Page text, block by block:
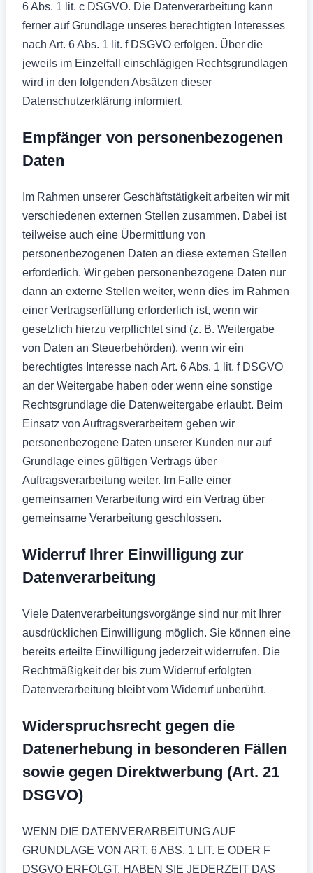
6 Abs. 1 lit. c DSGVO. Die Datenverarbeitung kann
ferner auf Grundlage unseres berechtigten Interesses
nach Art. 6 Abs. 1 lit. f DSGVO erfolgen. Über die
jeweils im Einzelfall einschlägigen Rechtsgrundlagen
wird in den folgenden Absätzen dieser
Datenschutzerklärung informiert.
Empfänger von personenbezogenen
Daten
Im Rahmen unserer Geschäftstätigkeit arbeiten wir mit
verschiedenen externen Stellen zusammen. Dabei ist
teilweise auch eine Übermittlung von
personenbezogenen Daten an diese externen Stellen
erforderlich. Wir geben personenbezogene Daten nur
dann an externe Stellen weiter, wenn dies im Rahmen
einer Vertragserfüllung erforderlich ist, wenn wir
gesetzlich hierzu verpflichtet sind (z. B. Weitergabe
von Daten an Steuerbehörden), wenn wir ein
berechtigtes Interesse nach Art. 6 Abs. 1 lit. f DSGVO
an der Weitergabe haben oder wenn eine sonstige
Rechtsgrundlage die Datenweitergabe erlaubt. Beim
Einsatz von Auftragsverarbeitern geben wir
personenbezogene Daten unserer Kunden nur auf
Grundlage eines gültigen Vertrags über
Auftragsverarbeitung weiter. Im Falle einer
gemeinsamen Verarbeitung wird ein Vertrag über
gemeinsame Verarbeitung geschlossen.
Widerruf Ihrer Einwilligung zur
Datenverarbeitung
Viele Datenverarbeitungsvorgänge sind nur mit Ihrer
ausdrücklichen Einwilligung möglich. Sie können eine
bereits erteilte Einwilligung jederzeit widerrufen. Die
Rechtmäßigkeit der bis zum Widerruf erfolgten
Datenverarbeitung bleibt vom Widerruf unberührt.
Widerspruchsrecht gegen die
Datenerhebung in besonderen Fällen
sowie gegen Direktwerbung (Art. 21
DSGVO)
WENN DIE DATENVERARBEITUNG AUF
GRUNDLAGE VON ART. 6 ABS. 1 LIT. E ODER F
DSGVO ERFOLGT, HABEN SIE JEDERZEIT DAS